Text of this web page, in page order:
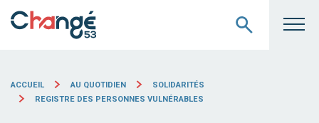
ACCUEIL AU QUOTIDIEN
SOLIDARITÉS
REGISTRE DES PERSONNES VULNÉRABLES